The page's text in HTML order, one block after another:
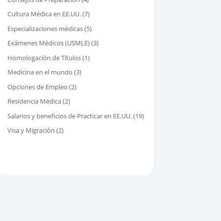
Cultura Médica en EE.UU.(7)
Especializaciones médicas(5)
Exámenes Médicos (USMLE)(3)
Homologación de Títulos(1)
Medicina en el mundo (3)
Opciones de Empleo (2)
Residencia Médica(2)
Salarios y beneficios de Practicar en EE.UU.(19)
Visa y Migración (2)